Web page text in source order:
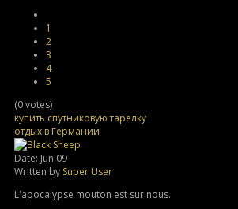
1
2
3
4
5
(0 votes)
купить спутниковую тарелку
отдых в Германии
Date: Jun 09
Written by Super User
L'apocalypse mouton est sur nous.